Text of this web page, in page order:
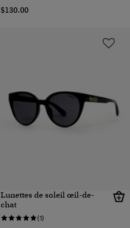
$130.00
Lunettes de soleil œil-de-
chat
(1)